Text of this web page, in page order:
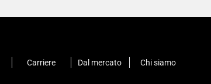
Carriere Dal mercato Chi siamo